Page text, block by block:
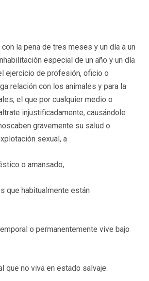
la pena de tres meses y un día a un
especial de un año y un día
ejercicio de profesión, oficio o
relación con los animales y para la
el que por cualquier medio o
injustificadamente, causándole
gravemente su salud o
sexual, a
o amansado,
que habitualmente están
o permanentemente vive bajo
que no viva en estado salvaje.